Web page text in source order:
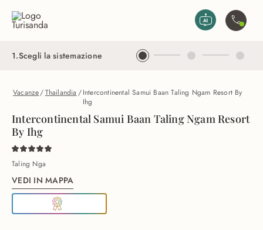
1.Scegli la sistemazione
Vacanze/Thailandia /Intercontinental Samui Baan Taling Ngam Resort By
Ihg
Intercontinental Samui Baan Taling Ngam Resort
By Ihg
Taling Nga
VEDI IN MAPPA